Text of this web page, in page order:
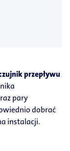
przepływu
pary
dobrać
instalacji.